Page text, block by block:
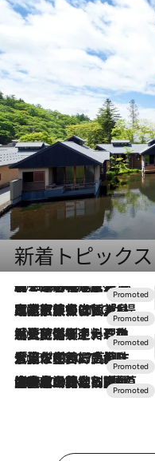
新着トピック
2026.8.7
【トンボの足水浴】ヒノキの香りに包まれて涼感マックス！約13℃の湧水かけ流しを避暑地「星野温泉 トンボの湯」で体験
2026.7.31
【ホテル帰省】という選択肢をOMOが提案。家族とほどよい距離を保つには「昼は実家、夜は気兼ねなくホテルで！」
2026.7.24
【夏限定ディナーコース】旬を迎える稚鮎や花ズッキーニなどをイタリア・トスカーナの郷土料理の手法で満喫！
2026.7.17
「土佐和ハーブかき氷」がOMO7高知に登場！生姜、山椒、大葉など目にも舌にも涼を呼ぶ郷土の味
2026.7.10
NEW OPEN！【界 草津】名湯の地に誕生。趣の異なる2種の温泉と上州ならではの会席・蕎麦割烹など美食を味わう究極の癒やし旅